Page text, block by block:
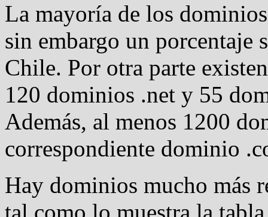
La mayoría de los
sin embargo un porcentaje
Chile. Por otra parte
120 dominios .net y 55
Además, al menos 1200
correspondiente dominio
Hay dominios mucho más